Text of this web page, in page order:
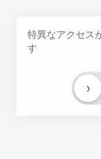
特異なアクセス
す
›